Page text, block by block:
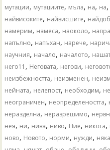
мутации, мутациите, мъла, ​​на, на,
найвисоките, найвисшите,
намерим, намеса, наоколо,
напълно, напъхан, нарече,
научния, начало, началото,
него11 , Неговата, негови,
неизбежността, неизменен,
нейната, нелепост, необходим,
неограничен, неопределеността,
неразделна, неразрешимо,
нея, ни, нива, ниво, Ние, никога,
ново, Новото, норми, нужди,